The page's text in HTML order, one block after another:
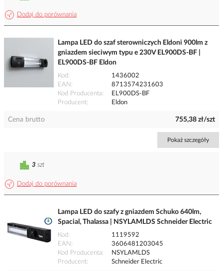
Dodaj do porównania
Lampa LED do szaf sterowniczych Eldoni 900lm z
gniazdem sieciwym typu e 230V EL900DS-BF |
EL900DS-BF Eldon
Kod
1436002
EAN
8713574231603
Kod Producenta
EL900DS-BF
Producent
Eldon
Cena brutto 755,38 zł/szt
Pokaż szczegóły
Dodaj do porównania
3 szt
Lampa LED do szafy z gniazdem Schuko 640lm,
Spacial, Thalassa | NSYLAMLDS Schneider Electric
Kod
1119592
EAN
3606481203045
Kod Producenta
NSYLAMLDS
Producent
Schneider Electric